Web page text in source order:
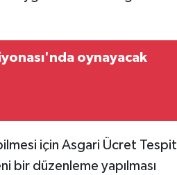
oynayacak
için Asgari Ücret Tespit
bir düzenleme yapılması